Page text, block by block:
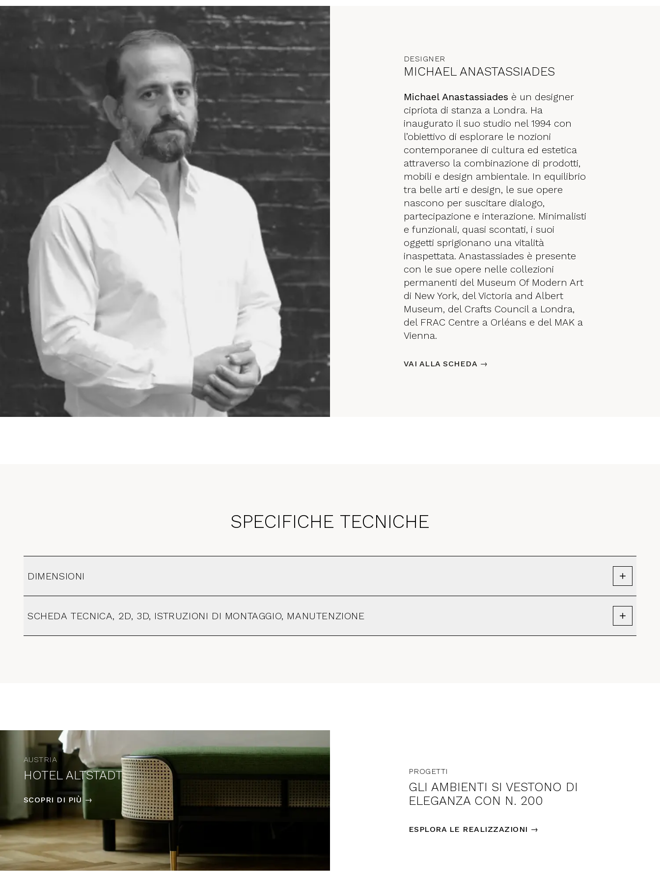
DESIGNER
MICHAEL ANASTASSIADES
Michael Anastassiades è un designer
cipriota di stanza a Londra. Ha
inaugurato il suo studio nel 1994 con
l’obiettivo di esplorare le nozioni
contemporanee di cultura ed estetica
attraverso la combinazione di prodotti,
mobili e design ambientale. In equilibrio
tra belle arti e design, le sue opere
nascono per suscitare dialogo,
partecipazione e interazione. Minimalisti
e funzionali, quasi scontati, i suoi
oggetti sprigionano una vitalità
inaspettata. Anastassiades è presente
con le sue opere nelle collezioni
permanenti del Museum Of Modern Art
di New York, del Victoria and Albert
Museum, del Crafts Council a Londra,
del FRAC Centre a Orléans e del MAK a
Vienna.
VAI ALLA SCHEDA →
SPECIFICHE TECNICHE
DIMENSIONI
SCHEDA TECNICA, 2D, 3D, ISTRUZIONI DI MONTAGGIO, MANUTENZIONE
AUSTRIA
HOTEL ALTSTADT
SCOPRI DI PIÙ →
PROGETTI
GLI AMBIENTI SI VESTONO DI
ELEGANZA CON N. 200
ESPLORA LE REALIZZAZIONI →